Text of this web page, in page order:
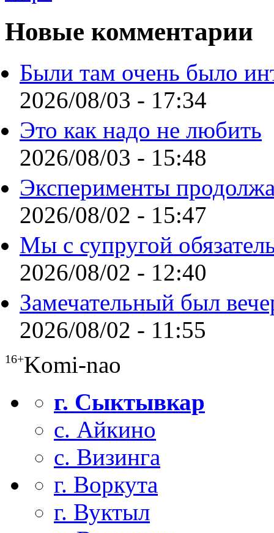
Новые комментарии
Были там очень было
2026/08/03 - 17:34
Это как надо не любить
2026/08/03 - 15:48
Эксперименты
2026/08/02 - 15:47
Мы с супругой
2026/08/02 - 12:40
Замечательный был
2026/08/02 - 11:55
16+Komi-nao
г. Сыктывкар
с. Айкино
с. Визинга
г. Воркута
г. Вуктыл